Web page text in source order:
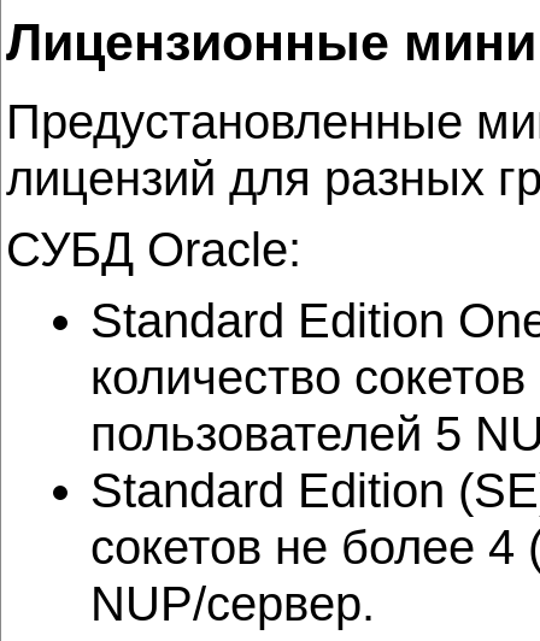
Лицензионные
Предустановленные
лицензий для разных
СУБД Oracle:
Standard Edition
количество
пользователей 5
Standard Edition
сокетов не более
NUP/сервер.